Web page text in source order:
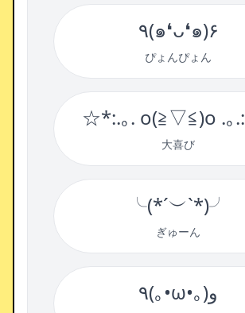
٩(๑❛ᴗ❛๑)۶
ぴょんぴょん
☆*:.｡. o(≧▽≦)o .
大喜び
╰(*´︶`*)╯
ぎゅーん
٩(｡•ω•｡)و